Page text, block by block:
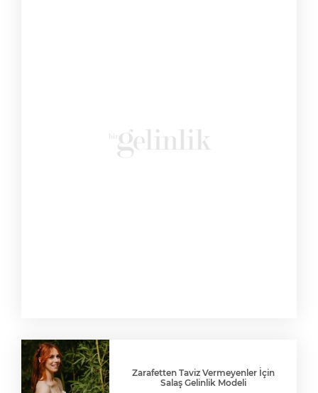
Zarafetten Taviz Vermeyenler İçin
Salaş Gelinlik Modeli